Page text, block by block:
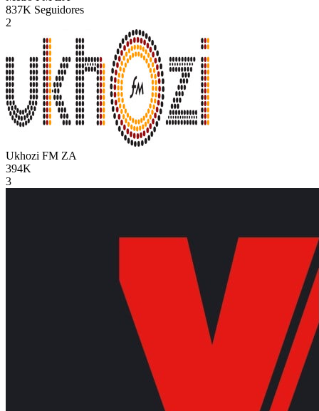
837K Seguidores
2
Ukhozi FM ZA
394K
3